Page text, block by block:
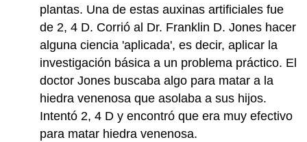
plantas. Una de estas auxinas artificiales fue
de 2, 4 D. Corrió al Dr. Franklin D. Jones hacer
alguna ciencia 'aplicada', es decir, aplicar la
investigación básica a un problema práctico. El
doctor Jones buscaba algo para matar a la
hiedra venenosa que asolaba a sus hijos.
Intentó 2, 4 D y encontró que era muy efectivo
para matar hiedra venenosa.